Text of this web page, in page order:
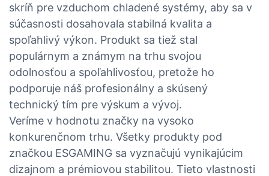
skríň pre vzduchom chladené systémy, aby sa v
súčasnosti dosahovala stabilná kvalita a
spoľahlivý výkon. Produkt sa tiež stal
populárnym a známym na trhu svojou
odolnosťou a spoľahlivosťou, pretože ho
podporuje náš profesionálny a skúsený
technický tím pre výskum a vývoj.
Veríme v hodnotu značky na vysoko
konkurenčnom trhu. Všetky produkty pod
značkou ESGAMING sa vyznačujú vynikajúcim
dizajnom a prémiovou stabilitou. Tieto vlastnosti